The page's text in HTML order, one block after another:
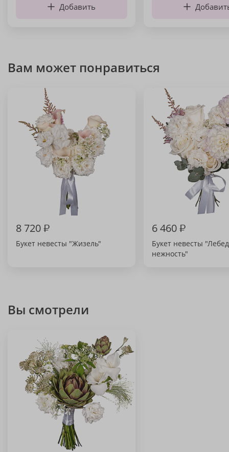
Добавить
Вам может понравиться
8 720₽
Букет невесты "Жизель"
6 460₽
Букет невесты
нежность"
Вы смотрели